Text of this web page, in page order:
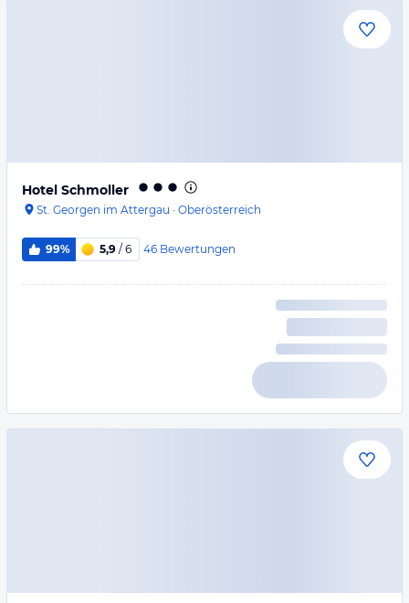
Hotel Schmoller
St. Georgen im Attergau · Oberösterreich
99% 5,9 / 6 46 Bewertungen